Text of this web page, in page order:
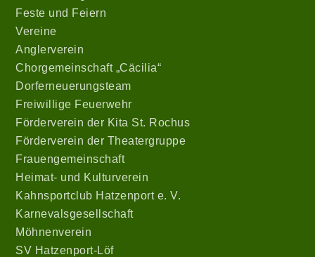
Feste und Feiern
Vereine
Anglerverein
Chorgemeinschaft „Cäcilia“
Dorferneuerungsteam
Freiwillige Feuerwehr
Förderverein der Kita St. Rochus
Förderverein der Theatergruppe
Frauengemeinschaft
Heimat- und Kulturverein
Kahnsportclub Hatzenport e. V.
Karnevalsgesellschaft
Möhnenverein
SV Hatzenport-Löf